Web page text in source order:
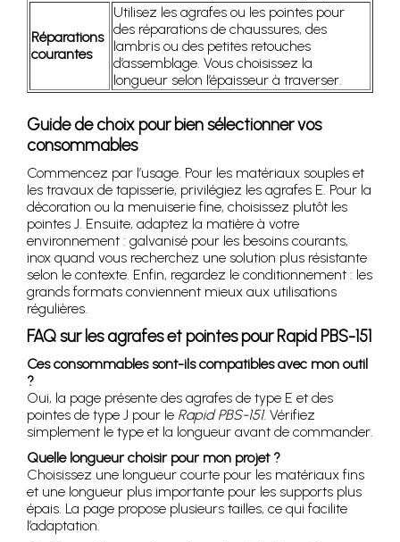
Réparations
courantes
Utilisez les agrafes ou les pointes pour
des réparations de chaussures, des
lambris ou des petites retouches
d’assemblage. Vous choisissez la
longueur selon l’épaisseur à traverser.
Guide de choix pour bien sélectionner vos
consommables
Commencez par l’usage. Pour les matériaux souples et
les travaux de tapisserie, privilégiez les agrafes E. Pour la
décoration ou la menuiserie fine, choisissez plutôt les
pointes J. Ensuite, adaptez la matière à votre
environnement : galvanisé pour les besoins courants,
inox quand vous recherchez une solution plus résistante
selon le contexte. Enfin, regardez le conditionnement : les
grands formats conviennent mieux aux utilisations
régulières.
FAQ sur les agrafes et pointes pour Rapid PBS-151
Ces consommables sont-ils compatibles avec mon outil
?
Oui, la page présente des agrafes de type E et des
pointes de type J pour le Rapid PBS-151. Vérifiez
simplement le type et la longueur avant de commander.
Quelle longueur choisir pour mon projet ?
Choisissez une longueur courte pour les matériaux fins
et une longueur plus importante pour les supports plus
épais. La page propose plusieurs tailles, ce qui facilite
l’adaptation.